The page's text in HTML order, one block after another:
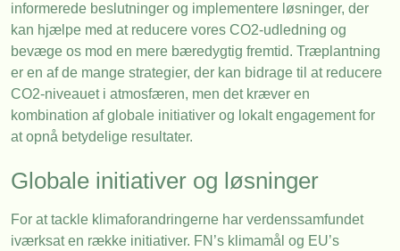
informerede beslutninger og implementere løsninger, der
kan hjælpe med at reducere vores CO2-udledning og
bevæge os mod en mere bæredygtig fremtid. Træplantning
er en af de mange strategier, der kan bidrage til at reducere
CO2-niveauet i atmosfæren, men det kræver en
kombination af globale initiativer og lokalt engagement for
at opnå betydelige resultater.
Globale initiativer og løsninger
For at tackle klimaforandringerne har verdenssamfundet
iværksat en række initiativer. FN’s klimamål og EU’s